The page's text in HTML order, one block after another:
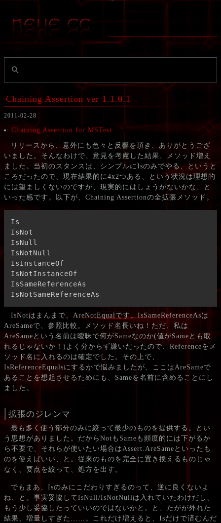
Chaining Assertion ver 1.1.0.1
2011-02-28
Chaining Assertion for MSTest
リリースから、意外にも色々と反響を頂き、ありがとうござ
いました。そんなわけで、意見を考慮した結果、メソッド増え
ました。当初のスタンスは、シンプルにIsのみでやる、というと
ころだったので、現在結果的に4x2つある、という状況は理想的
には望ましくないのですが、現実的にはしょうがないかな、と
いった感です。以下が、Chaining Assertionの全拡張メソッド。
Is
IsNot
IsNull
IsNotNull
IsInstanceOf
IsNotInstanceOf
IsSameReferenceAs
IsNotSameReferenceAs
IsNotはまんまで、AreNotEqualです。IsSameReferenceAsは
AreSameで、参照比較。メソッド名長いね！ただ、私は
AreSameという名前は曖昧で何がSameなのか(値がSameとも取
れるじゃないか！)よく分からず嫌いだったので、Referenceをメ
ソッド名に入れるのは確定でした。その上で、
IsReferenceEqualsにするかで悩みましたが、ここはAreSameで
あることを想起させるためにも、Sameを名前に含めることにし
ました。
拡張のジレンマ
最も多く使う部分のみに絞って最少のものを提供する。とい
う思想がありました。だからNotもSameも頻度的には下がるか
ら不要で、それらが使いたい場合はAssert.AreSameといったも
のを使えばいい、と。従来のものを完全に置き換えるものじゃ
なく、要点を絞って、処方を出す。
でもまあ、Isのみにこだわりすぎるのって、逆に良くないよ
ね、と。事実妥協してIsNull/IsNotNullは入れていたわけだし、
もう少し妥協したっていいのではないかと。と、たがが外れた
結果、増量しすぎた……。これだけ増えると、Isだけで済むんだ